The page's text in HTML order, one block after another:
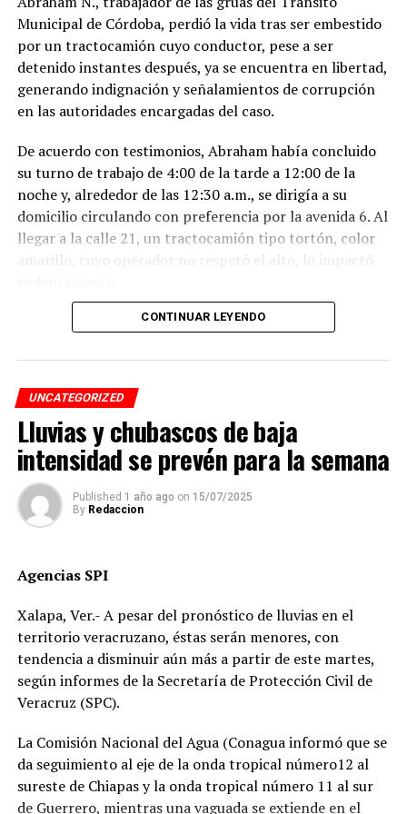
Municipal de Córdoba, perdió la vida tras ser embestido
por un tractocamión cuyo conductor, pese a ser
detenido instantes después, ya se encuentra en libertad,
generando indignación y señalamientos de corrupción
en las autoridades encargadas del caso.
De acuerdo con testimonios, Abraham había concluido
su turno de trabajo de 4:00 de la tarde a 12:00 de la
noche y, alrededor de las 12:30 a.m., se dirigía a su
domicilio circulando con preferencia por la avenida 6. Al
llegar a la calle 21, un tractocamión tipo tortón, color
amarillo, cuyo operador no respetó el alto, lo impactó
El conductor, identificado como Adán “N.”, de
fue interceptado por taxistas y jóvenes del Modelogar
en la avenida 12, entre calles 7 y 9, en la colonia Centro,
cuando se dirigía a descargar mercancía en el mercado
Revolución.
Pese a que el presunto responsable fue detenido,
familiares de la víctima denuncian que la investigación
fue manipulada.
de alterar la escena del accidente y orientar el peritaje
liberación del operador del camión.
Además, acusan que las solicitudes de videos de las
cámaras del C4, así como de comercios y viviendas
cercanas, han sido ignoradas o negadas. Testigos
por temor a represalias.
“Hoy fue mi Abraham,
CONTINUAR LEYENDO
UNCATEGORIZED
Lluvias y chubascos de baja
intensidad se prevén para la semana
Published 1 año ago on 15/07/2025
By Redaccion
Agencias SPI
Xalapa, Ver.- A pesar del pronóstico de lluvias en el
territorio veracruzano, éstas serán menores, con
tendencia a disminuir aún más a partir de este martes,
según informes de la Secretaría de Protección Civil de
Veracruz (SPC).
La Comisión Nacional del Agua (Conagua informó que se
da seguimiento al eje de la onda tropical número12 al
sureste de Chiapas y la onda tropical número 11 al sur
de Guerrero, mientras una vaguada se extiende en el